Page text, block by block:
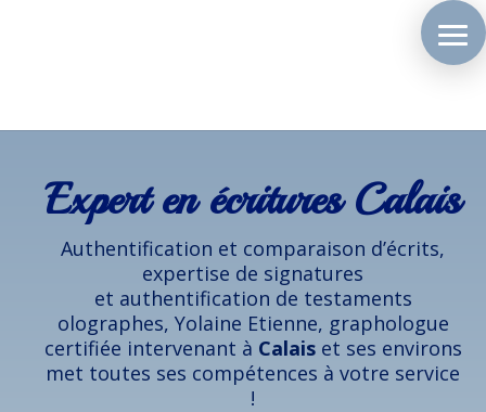
Expert en écritures Calais
Authentification et comparaison d’écrits,
expertise de signatures
et authentification de testaments
olographes, Yolaine Etienne, graphologue
certifiée intervenant à Calaiset ses environs
met toutes ses compétences à votre service
!